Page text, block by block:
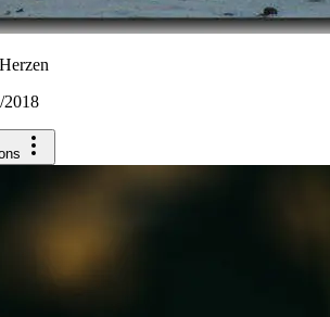
2018